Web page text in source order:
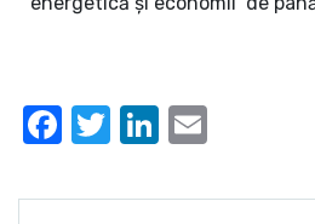
Facebook
TwitterLinkedIn